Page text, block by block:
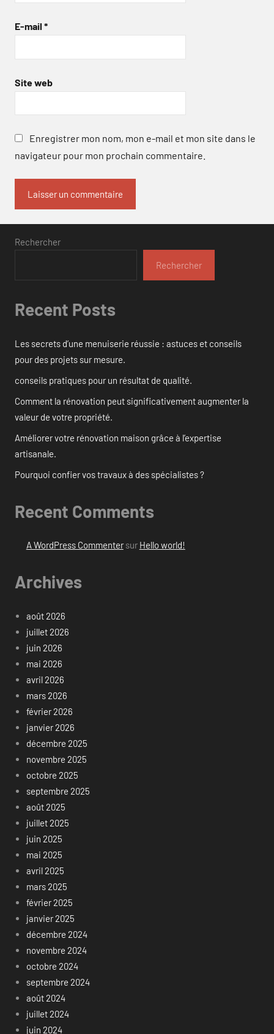
E-mail *
Site web
Enregistrer mon nom, mon e-mail et mon site dans le
navigateur pour mon prochain commentaire.
Rechercher
Rechercher
Recent Posts
Les secrets d’une menuiserie réussie : astuces et conseils
pour des projets sur mesure.
conseils pratiques pour un résultat de qualité.
Comment la rénovation peut significativement augmenter la
valeur de votre propriété.
Améliorer votre rénovation maison grâce à l’expertise
artisanale.
Pourquoi confier vos travaux à des spécialistes ?
Recent Comments
A WordPress Commentersur Hello world!
Archives
août 2026
juillet 2026
juin 2026
mai 2026
avril 2026
mars 2026
février 2026
janvier 2026
décembre 2025
novembre 2025
octobre 2025
septembre 2025
août 2025
juillet 2025
juin 2025
mai 2025
avril 2025
mars 2025
février 2025
janvier 2025
décembre 2024
novembre 2024
octobre 2024
septembre 2024
août 2024
juillet 2024
juin 2024